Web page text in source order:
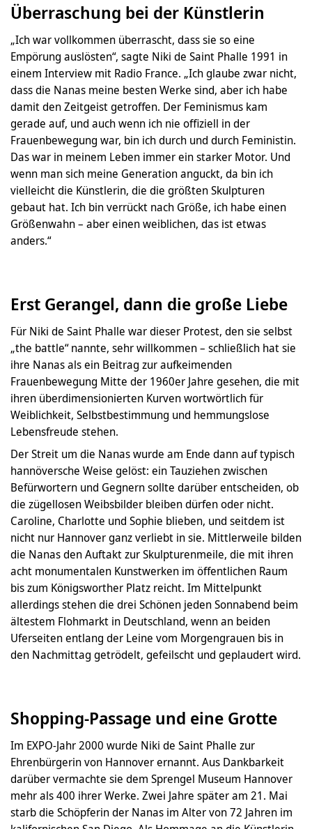
Überraschung bei der Künstlerin
„Ich war vollkommen überrascht, dass sie so eine
Empörung auslösten“, sagte Niki de Saint Phalle 1991 in
einem Interview mit Radio France. „Ich glaube zwar nicht,
dass die Nanas meine besten Werke sind, aber ich habe
damit den Zeitgeist getroffen. Der Feminismus kam
gerade auf, und auch wenn ich nie offiziell in der
Frauenbewegung war, bin ich durch und durch Feministin.
Das war in meinem Leben immer ein starker Motor. Und
wenn man sich meine Generation anguckt, da bin ich
vielleicht die Künstlerin, die die größten Skulpturen
gebaut hat. Ich bin verrückt nach Größe, ich habe einen
Größenwahn – aber einen weiblichen, das ist etwas
anders.“
Erst Gerangel, dann die große Liebe
Für Niki de Saint Phalle war dieser Protest, den sie selbst
„the battle“ nannte, sehr willkommen – schließlich hat sie
ihre Nanas als ein Beitrag zur aufkeimenden
Frauenbewegung Mitte der 1960er Jahre gesehen, die mit
ihren überdimensionierten Kurven wortwörtlich für
Weiblichkeit, Selbstbestimmung und hemmungslose
Lebensfreude stehen.
Der Streit um die Nanas wurde am Ende dann auf typisch
hannöversche Weise gelöst: ein Tauziehen zwischen
Befürwortern und Gegnern sollte darüber entscheiden, ob
die zügellosen Weibsbilder bleiben dürfen oder nicht.
Caroline, Charlotte und Sophie blieben, und seitdem ist
nicht nur Hannover ganz verliebt in sie. Mittlerweile bilden
die Nanas den Auftakt zur Skulpturenmeile, die mit ihren
acht monumentalen Kunstwerken im öffentlichen Raum
bis zum Königsworther Platz reicht. Im Mittelpunkt
allerdings stehen die drei Schönen jeden Sonnabend beim
ältestem Flohmarkt in Deutschland, wenn an beiden
Uferseiten entlang der Leine vom Morgengrauen bis in
den Nachmittag getrödelt, gefeilscht und geplaudert wird.
Shopping-Passage und eine Grotte
Im EXPO-Jahr 2000 wurde Niki de Saint Phalle zur
Ehrenbürgerin von Hannover ernannt. Aus Dankbarkeit
darüber vermachte sie dem Sprengel Museum Hannover
mehr als 400 ihrer Werke. Zwei Jahre später am 21. Mai
starb die Schöpferin der Nanas im Alter von 72 Jahren im